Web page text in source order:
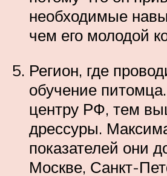
необходимые
чем его молодой
Регион, где
обучение
центру РФ, тем
дрессуры.
показателей они
Москве, Санкт-